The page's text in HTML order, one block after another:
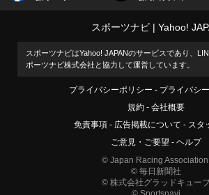
スポーツナビ Yahoo!
スポーツナビはYahoo! JAPANのサービスであり、
ポーツナビ株式会社と協力して運営しています。
プライバシーポリシー
プライバシ
規約
会社概要
免責事項
広告掲載について
スタ
ご意見・ご要望
ヘルプ
© Japan Racing
© 毎日新聞社
© 株式会社グラッドキュー